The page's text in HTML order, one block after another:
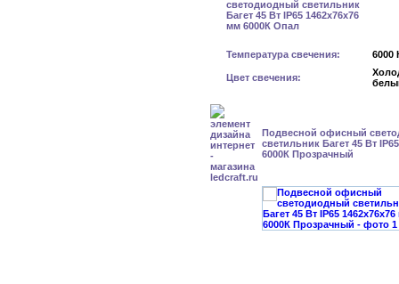
Температура свечения: 6000
Цвет свечения:
Подвесной офисный
светильник Багет 45 Вт
6000К Прозрачный